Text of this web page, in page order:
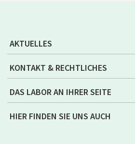
AKTUELLES
KONTAKT & RECHTLICHES
DAS LABOR AN IHRER SEITE
HIER FINDEN SIE UNS AUCH